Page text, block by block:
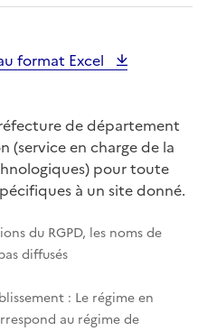
format Excel
de département
(service en charge de la
pour toute
à un site donné.
du RGPD, les noms de
diffusés
: Le régime en
au régime de